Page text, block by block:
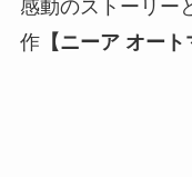
感動のストーリー
作【ニーア オート